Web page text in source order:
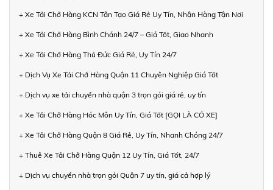
+ Xe Tải Chở Hàng KCN Tân Tạo Giá Rẻ Uy Tín, Nhận Hàng Tận Nơi
+ Xe Tải Chở Hàng Bình Chánh 24/7 – Giá Tốt, Giao Nhanh
+ Xe Tải Chở Hàng Thủ Đức Giá Rẻ, Uy Tín 24/7
+ Dịch Vụ Xe Tải Chở Hàng Quận 11 Chuyên Nghiệp Giá Tốt
+ Dịch vụ xe tải chuyển nhà quận 3 trọn gói giá rẻ, uy tín
+ Xe Tải Chở Hàng Hóc Môn Uy Tín, Giá Tốt [GỌI LÀ CÓ XE]
+ Xe Tải Chở Hàng Quận 8 Giá Rẻ, Uy Tín, Nhanh Chóng 24/7
+ Thuê Xe Tải Chở Hàng Quận 12 Uy Tín, Giá Tốt, 24/7
+ Dịch vụ chuyển nhà trọn gói Quận 7 uy tín, giá cả hợp lý